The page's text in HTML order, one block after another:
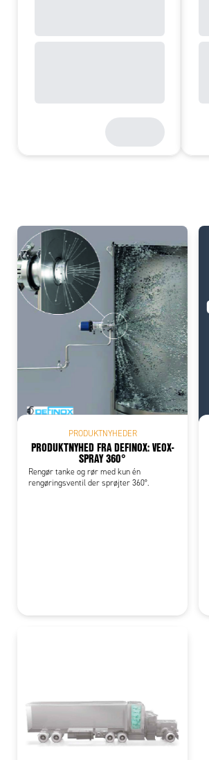
PRODUKTNYHEDER
PRODUKTNYHED FRA DEFINOX: VEOX-
SPRAY 360°
Rengør tanke og rør med kun én
rengøringsventil der sprøjter 360°.